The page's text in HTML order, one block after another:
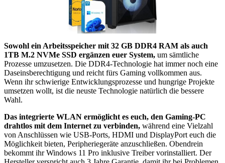
Sowohl ein Arbeitsspeicher mit 32 GB DDR4 RAM als auch
1TB M.2 NVMe SSD ergänzen euer System, um sämtliche
Prozesse umzusetzen. Die DDR4-Technologie hat immer noch eine
Daseinsberechtigung und reicht fürs Gaming vollkommen aus.
Wenn ihr schwierige Entwicklungsprozesse und hungrige Projekte
umsetzen wollt, ist die neuste Technologie natürlich die bessere
Wahl.
Das integrierte WLAN ermöglicht es euch, den Gaming-PC
drahtlos mit dem Internet zu verbinden, während eine Vielzahl
von Anschlüssen wie USB-Ports, HDMI und DisplayPort euch die
Möglichkeit bieten, Peripheriegeräte anzuschließen. Obendrein
bekommt ihr Windows 11 Pro inklusive Treiber vorinstalliert. Der